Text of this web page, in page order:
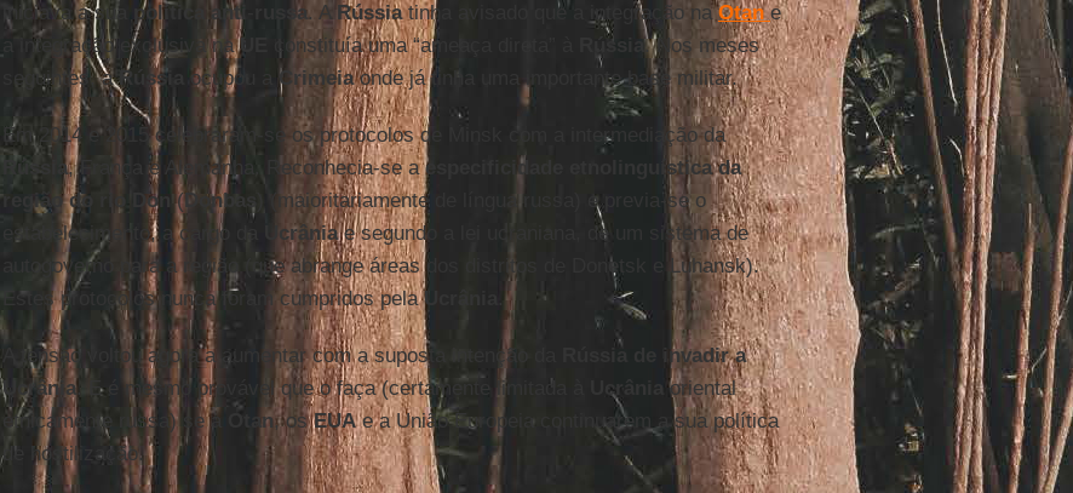
iniciava a sua
política anti russa. A Rússiatinha avisado que a integração naOtan e
a integração exclusiva naUE constituía uma “ameaça direta” à Rússia . Nos meses
seguintes, aRússia ocupou a Crimeiaonde já tinha uma importante base militar.
Em 2014 e 2015 celebraram-se os protocolos de Minsk com a intermediação da
Rússia, França e Alemanha. Reconhecia-se aespecificidade etnolinguística da
região do rio
Don (Donbas
) (maioritariamente de língua russa) e previa-se o
estabelecimento, a cargo da
Ucrâniae segundo a lei ucraniana, de um sistema de
autogoverno para a região (que abrange áreas dos distritos de Donetsk e Luhansk).
Estes protocolos nunca foram cumpridos pelaUcrânia
A tensão voltou agora a aumentar com a suposta intenção da
Rússia de invadir a
Ucrânia. E é mesmo provável que o faça (certamente limitada à Ucrânia
oriental
etnicamente russa) se a
Otan, osEUAe a União Europeia continuarem a sua política
de hostilização.